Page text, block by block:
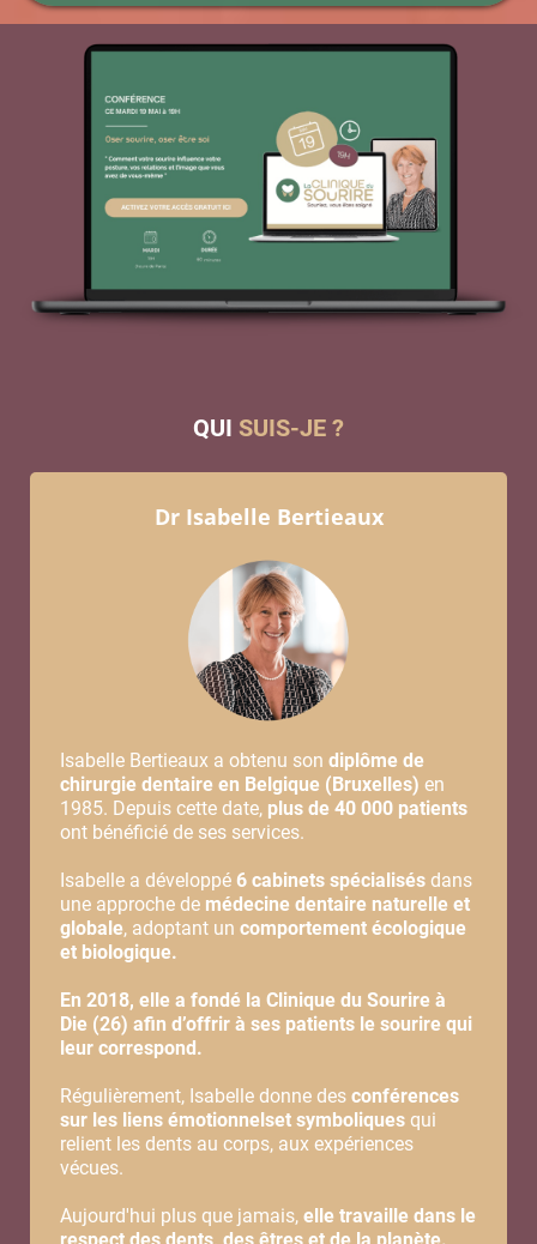
QUI SUIS-JE ?
Dr Isabelle Bertieaux
Isabelle Bertieaux a obtenu son diplôme de
chirurgie dentaire en Belgique (Bruxelles) en
1985. Depuis cette date, plus de 40 000 patients
ont bénéficié de ses services.
Isabelle a développé 6 cabinets spécialisés dans
une approche de médecine dentaire naturelle et
globale, adoptant un comportement écologique
et biologique.
En 2018, elle a fondé la Clinique du Sourire à
Die (26) afin d’offrir à ses patients le sourire qui
leur correspond.
Régulièrement, Isabelle donne des conférences
sur les liens émotionnelset symboliques qui
relient les dents au corps, aux expériences
vécues.
Aujourd'hui plus que jamais, elle travaille dans le
respect des dents, des êtres et de la planète.